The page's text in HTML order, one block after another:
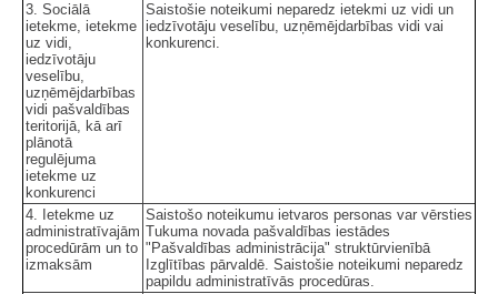
3. Sociālā
ietekme, ietekme
uz vidi,
iedzīvotāju
veselību,
uzņēmējdarbības
vidi pašvaldības
teritorijā, kā arī
plānotā
regulējuma
ietekme uz
konkurenci
Saistošie noteikumi neparedz ietekmi uz vidi un
iedzīvotāju veselību, uzņēmējdarbības vidi vai
konkurenci.
4. Ietekme uz
administratīvajām
procedūrām un to
izmaksām
Saistošo noteikumu ietvaros personas var vērsties
Tukuma novada pašvaldības iestādes
"Pašvaldības administrācija" struktūrvienībā
Izglītības pārvaldē. Saistošie noteikumi neparedz
papildu administratīvās procedūras.